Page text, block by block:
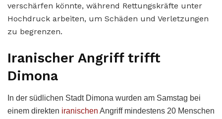
verschärfen könnte, während Rettungskräfte unter
Hochdruck arbeiten, um Schäden und Verletzungen
zu begrenzen.
Iranischer Angriff trifft
Dimona
In der südlichen Stadt Dimona wurden am Samstag bei
einem direkten iranischen Angriff mindestens 20 Menschen